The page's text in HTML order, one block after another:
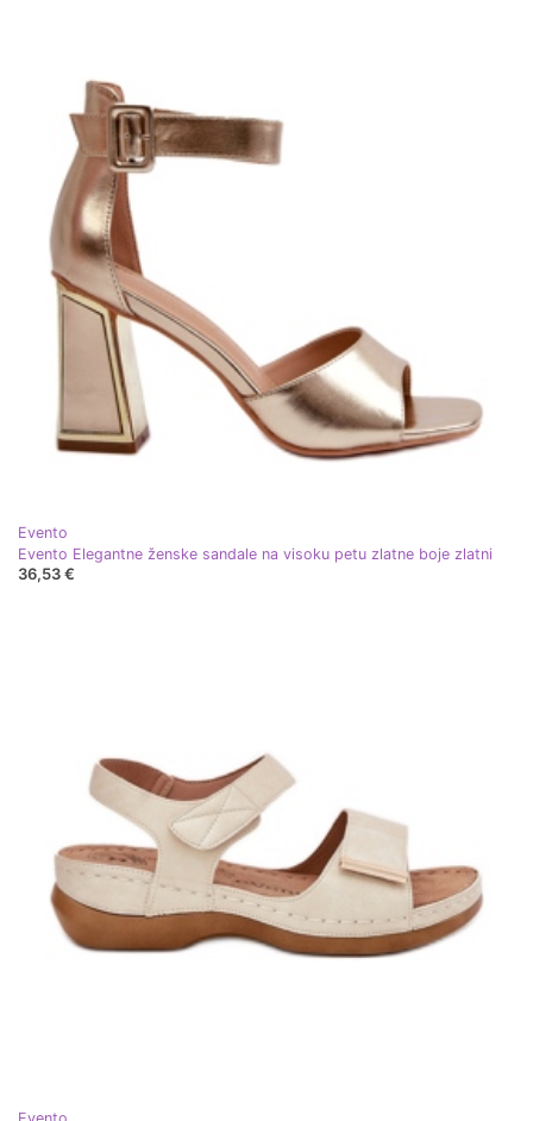
Evento
Evento Elegantne ženske sandale na visoku petu zlatne boje zlatni
36,53 €